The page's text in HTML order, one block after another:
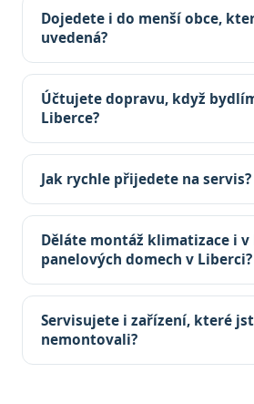
Dojedete i do menší obce,
uvedená?
Účtujete dopravu, když
Liberce?
Jak rychle přijedete na servis?
Děláte montáž klimatizace i v
panelových domech v Liberci?
Servisujete i zařízení, které
nemontovali?